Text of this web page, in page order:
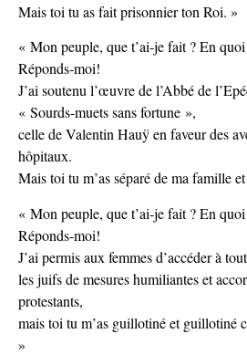
Mais toi tu as fait prisonnier ton Roi. »
« Mon peuple, que t’ai-je fait ? En
Réponds-moi!
J’ai soutenu l’œuvre de l’Abbé de
« Sourds-muets sans fortune »,
celle de Valentin Hauÿ en faveur des
hôpitaux.
Mais toi tu m’as séparé de ma famille
« Mon peuple, que t’ai-je fait ? En
Réponds-moi!
J’ai permis aux femmes d’accéder à
les juifs de mesures humiliantes et
protestants,
mais toi tu m’as guillotiné et guillotiné
»